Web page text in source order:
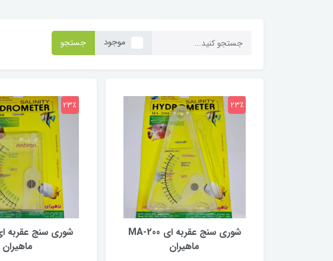
موجود جستجو
شوری سنج عقربه ای MA-200
ماهیران
23٪
ماهیران
23٪